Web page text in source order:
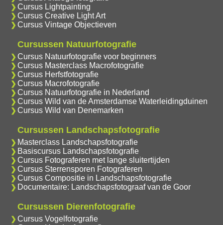
Cursus Lightpainting
Cursus Creative Light Art
Cursus Vintage Objectieven
Cursussen Natuurfotografie
Cursus Natuurfotografie voor beginners
Cursus Masterclass Macrofotografie
Cursus Herfstfotografie
Cursus Macrofotografie
Cursus Natuurfotografie in Nederland
Cursus Wild van de Amsterdamse Waterleidingduinen
Cursus Wild van Denemarken
Cursussen Landschapsfotografie
Masterclass Landschapsfotografie
Basiscursus Landschapsfotografie
Cursus Fotograferen met lange sluitertijden
Cursus Sterrensporen Fotograferen
Cursus Compositie in Landschapsfotografie
Documentaire: Landschapsfotograaf van de Goor
Cursussen Dierenfotografie
Cursus Vogelfotografie